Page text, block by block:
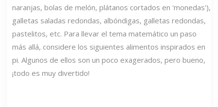
naranjas, bolas de melón, plátanos cortados en 'monedas'),
galletas saladas redondas, albóndigas, galletas redondas,
pastelitos, etc. Para llevar el tema matemático un paso
más allá, considere los siguientes alimentos inspirados en
pi. Algunos de ellos son un poco exagerados, pero bueno,
¡todo es muy divertido!